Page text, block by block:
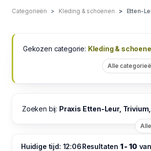
Categorieën Kleding & schoenen Etten-
Gekozen categorie: Kleding &
Alle
Zoeken bij: Praxis Etten-Leur,
Huidige tijd: 12:06Resultaten 1 - 10 van